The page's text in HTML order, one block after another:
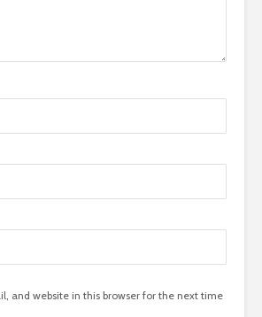
and website in this browser for the next time